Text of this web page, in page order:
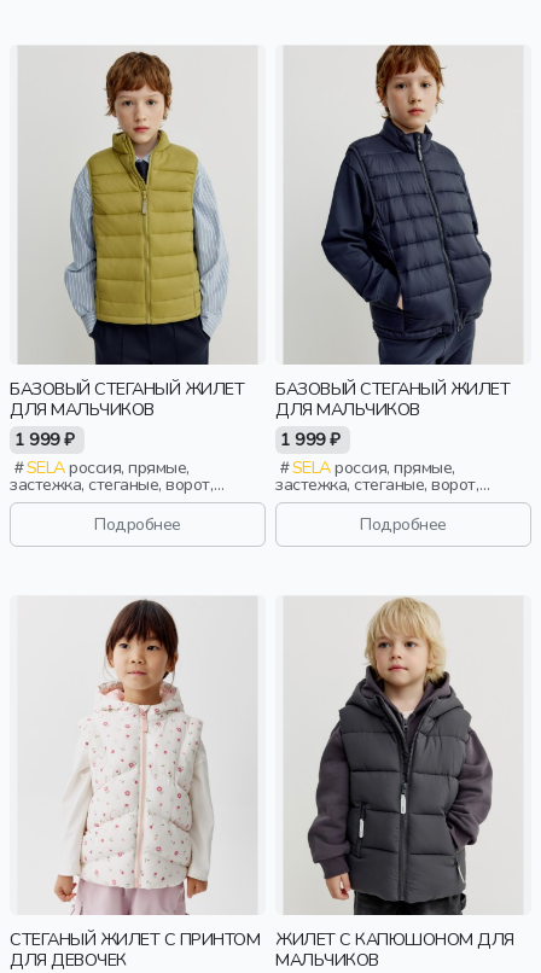
БАЗОВЫЙ СТЕГАНЫЙ ЖИЛЕТ
ДЛЯ МАЛЬЧИКОВ
1 999 ₽
SELAроссия, прямые,
застежка, стеганые, ворот,
школа, прорези, непромокаемые,
воротник, воротник-стойка,
мальчики, детиПодробнее
БАЗОВЫЙ СТЕГАНЫЙ ЖИЛЕТ
ДЛЯ МАЛЬЧИКОВ
1 999 ₽
SELAроссия, прямые,
застежка, стеганые, ворот,
школа, прорези, непромокаемые,
воротник, воротник-стойка,
мальчики, детиПодробнее
СТЕГАНЫЙ ЖИЛЕТ С ПРИНТОМ
ДЛЯ ДЕВОЧЕК
ЖИЛЕТ С КАПЮШОНОМ ДЛЯ
МАЛЬЧИКОВ